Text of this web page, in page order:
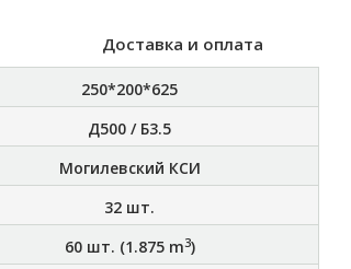
Доставка и оплата
250*200*625
Д500 / Б3.5
Могилевский КСИ
32 шт.
60шт. (1.875m3)